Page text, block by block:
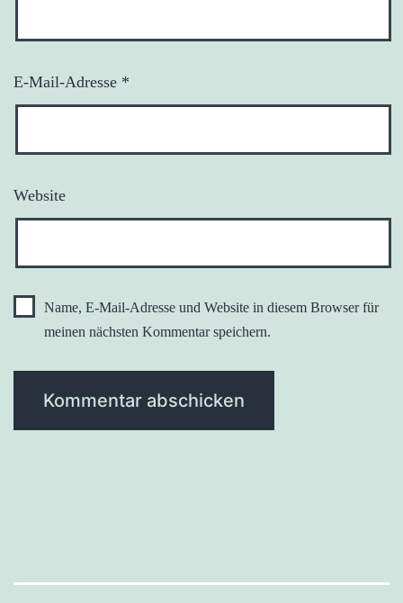
E-Mail-Adresse *
Website
Name, E-Mail-Adresse und Website in diesem Browser für
meinen nächsten Kommentar speichern.